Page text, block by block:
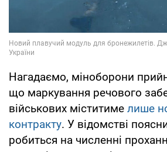
Нагадаємо, міноборони
що маркування речового
військових міститиме лише
контракту. У відомстві
робиться на численні